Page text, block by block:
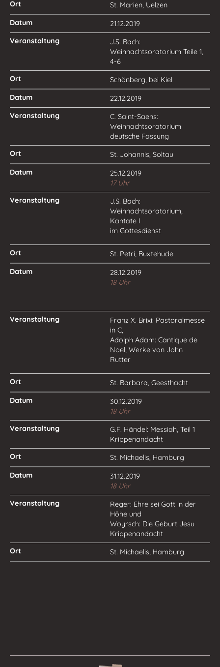
St. Marien, Uelzen
21.12.2019
J.S. Bach:
Weihnachtsoratorium Teile 1,
4-6
Schönberg, bei Kiel
22.12.2019
C. Saint-Saens:
Weihnachtsoratorium
deutsche Fassung
St. Johannis, Soltau
25.12.2019
17 Uhr
J.S. Bach:
Weihnachtsoratorium,
Kantate I
im Gottesdienst
St. Petri, Buxtehude
28.12.2019
18 Uhr
Franz X. Brixi: Pastoralmesse
in C,
Adolph Adam: Cantique de
Noel, Werke von John
Rutter
St. Barbara, Geesthacht
30.12.2019
18 Uhr
G.F. Händel: Messiah, Teil 1
Krippenandacht
St. Michaelis, Hamburg
31.12.2019
18 Uhr
Reger: Ehre sei Gott in der
Höhe und
Woyrsch: Die Geburt Jesu
Krippenandacht
St. Michaelis, Hamburg